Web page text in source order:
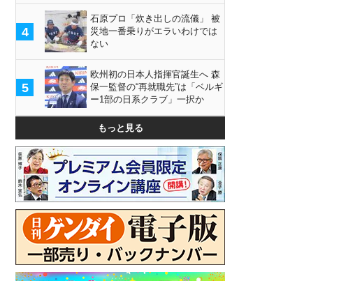
4
石原プロ「炊き出しの流儀」 被
災地一番乗りがエラいわけでは
ない
5
欧州初の日本人指揮官誕生へ 森
保一監督の“再就職先”は「ベルギ
ー1部の日系クラブ」一択か
もっと見る